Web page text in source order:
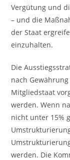
Vergütung und
– und die
der Staat
einzuhalten.
Die
nach
Mitgliedstaat
werden. Wenn
nicht unter 15%
werden. Die